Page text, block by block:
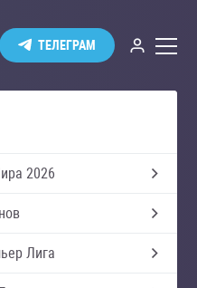
ТЕЛЕГРАМ
2026
Лига